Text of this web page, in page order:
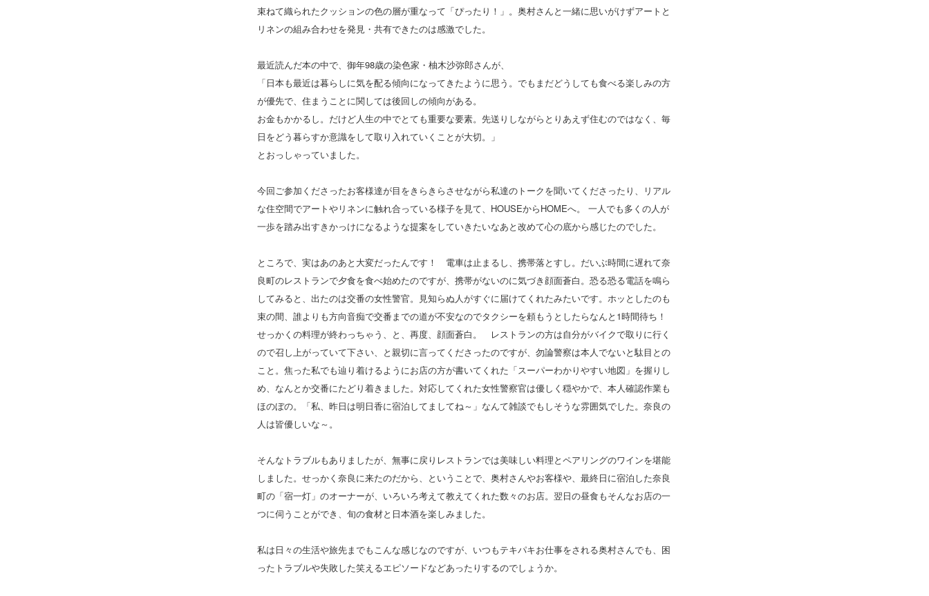
束ねて織られたクッションの色の層が重なって「ぴったり！」。奥村さんと一緒に思いがけずアートと
リネンの組み合わせを発見・共有できたのは感激でした。
最近読んだ本の中で、御年98歳の染色家・柚木沙弥郎さんが、
「日本も最近は暮らしに気を配る傾向になってきたように思う。でもまだどうしても食べる楽しみの方
が優先で、住まうことに関しては後回しの傾向がある。
お金もかかるし。だけど人生の中でとても重要な要素。先送りしながらとりあえず住むのではなく、毎
日をどう暮らすか意識をして取り入れていくことが大切。」
とおっしゃっていました。
今回ご参加くださったお客様達が目をきらきらさせながら私達のトークを聞いてくださったり、リアル
な住空間でアートやリネンに触れ合っている様子を見て、HOUSEからHOMEへ。 一人でも多くの人が
一歩を踏み出すきかっけになるような提案をしていきたいなあと改めて心の底から感じたのでした。
ところで、実はあのあと大変だったんです！ 電車は止まるし、携帯落とすし。だいぶ時間に遅れて奈
良町のレストランで夕食を食べ始めたのですが、携帯がないのに気づき顔面蒼白。恐る恐る電話を鳴ら
してみると、出たのは交番の女性警官。見知らぬ人がすぐに届けてくれたみたいです。ホッとしたのも
束の間、誰よりも方向音痴で交番までの道が不安なのでタクシーを頼もうとしたらなんと1時間待ち！
せっかくの料理が終わっちゃう、と、再度、顔面蒼白。 レストランの方は自分がバイクで取りに行く
ので召し上がっていて下さい、と親切に言ってくださったのですが、勿論警察は本人でないと駄目との
こと。焦った私でも辿り着けるようにお店の方が書いてくれた「スーパーわかりやすい地図」を握りし
め、なんとか交番にたどり着きました。対応してくれた女性警察官は優しく穏やかで、本人確認作業も
ほのぼの。「私、昨日は明日香に宿泊してましてね～」なんて雑談でもしそうな雰囲気でした。奈良の
人は皆優しいな～。
そんなトラブルもありましたが、無事に戻りレストランでは美味しい料理とペアリングのワインを堪能
しました。せっかく奈良に来たのだから、ということで、奥村さんやお客様や、最終日に宿泊した奈良
町の「宿一灯」のオーナーが、いろいろ考えて教えてくれた数々のお店。翌日の昼食もそんなお店の一
つに伺うことができ、旬の食材と日本酒を楽しみました。
私は日々の生活や旅先までもこんな感じなのですが、いつもテキパキお仕事をされる奥村さんでも、困
ったトラブルや失敗した笑えるエピソードなどあったりするのでしょうか。